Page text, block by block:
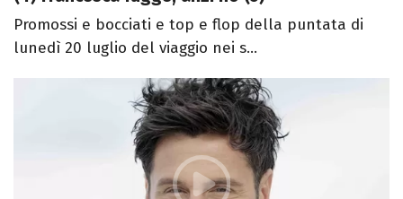
Promossi e bocciati e top e flop della puntata di
lunedì 20 luglio del viaggio nei s...